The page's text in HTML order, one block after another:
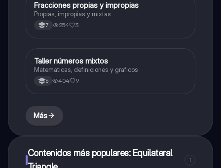
Matemáticas
Fracciones propias y impropias
Propias, impropias y mixtas
7 254 3
Matemáticas
Taller números mixtos
Matematicas, definiciones y graficos
6 404 9
Más
Contenidos más populares: Equilateral
1